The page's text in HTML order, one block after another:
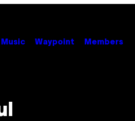
Music Waypoint Members